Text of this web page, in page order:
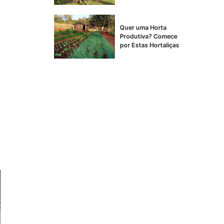
Quer uma Horta
Produtiva? Comece
por Estas Hortaliças